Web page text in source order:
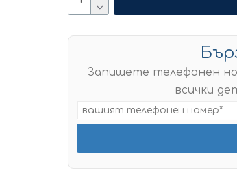
Запишете телефонен
всички